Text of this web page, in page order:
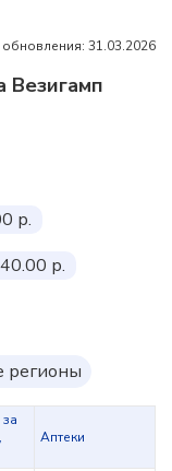
31.03.2026
Везигамп
р.
р.
регионы
Аптеки